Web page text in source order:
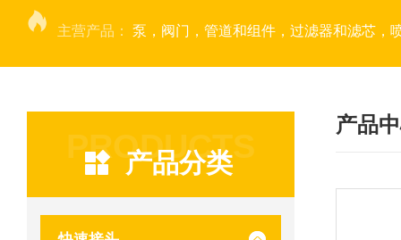
主营产品： 泵，阀门，管道和组件，过滤器和滤芯，
PRODUCTS
产品分类
产品